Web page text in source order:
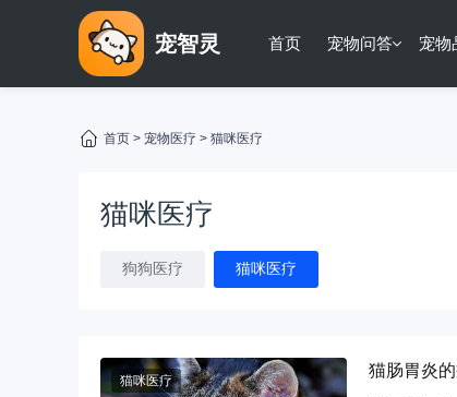
宠智灵 首页 宠物问答 宠物
首页 > 宠物医疗 > 猫咪医疗
猫咪医疗
狗狗医疗 猫咪医疗
猫咪医疗
猫肠胃炎